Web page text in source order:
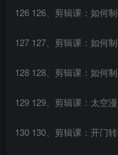
126 126、剪辑课：如何
127 127、剪辑课：如何
128 128、剪辑课：如何
129 129、剪辑课：太空
130 130、剪辑课：开门